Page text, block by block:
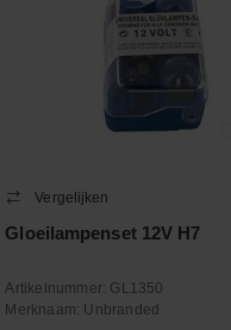
Vergelijken
Gloeilampenset 12V H7
Artikelnummer: GL1350
Merknaam: Unbranded